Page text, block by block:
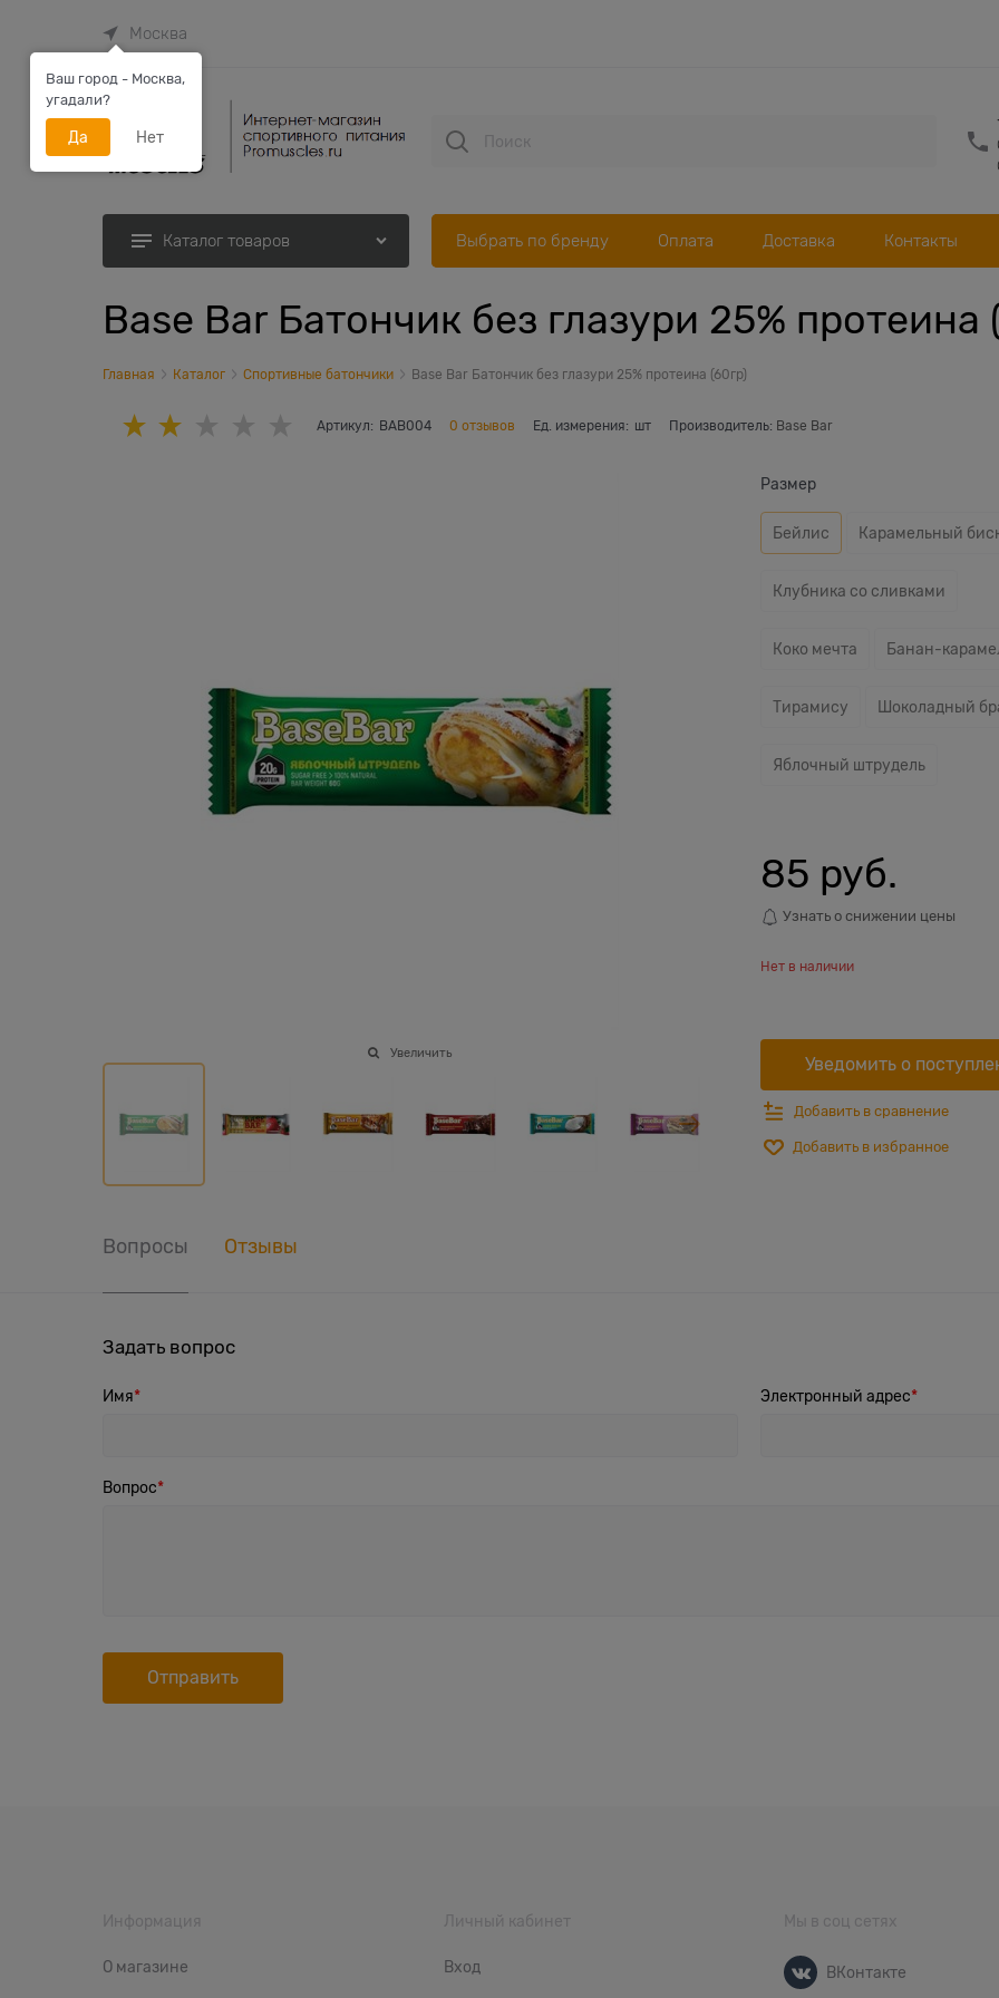
Москва
Каталог товаров Выбрать по бренду Оплата Доставка Контакты
Base Bar Батончик без глазури 25% протеина
Главная Каталог Спортивные батончики Base Bar Батончик без глазури 25% протеина (60гр)
Артикул: BAB004 0 отзывов Ед. измерения: шт Производитель: Base Bar
Увеличить
Размер
Бейлис Карамельный
Клубника со сливками
Коко мечта Банан-
Тирамису Шоколадный
Яблочный штрудель
85 руб.
Узнать о снижении цены
Нет в наличии
Уведомить о
Добавить в сравнение
Добавить в избранное
Вопросы Отзывы
Задать вопрос
Имя Электронный адрес
Вопрос
Информация
О магазине
Личный кабинет
Вход
Мы в соц сетях
ВКонтакте
Ваш город - Москва,
угадали?
Да Нет